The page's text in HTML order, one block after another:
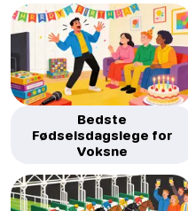
Bedste
Fødselsdagslege for
Voksne